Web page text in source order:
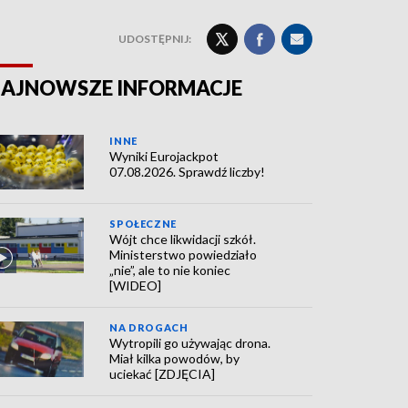
UDOSTĘPNIJ:
INFORMACJE
INNE
Wyniki Eurojackpot
07.08.2026. Sprawdź liczby!
SPOŁECZNE
Wójt chce likwidacji szkół.
Ministerstwo powiedziało
„nie”, ale to nie koniec
[WIDEO]
NA DROGACH
Wytropili go używając drona.
Miał kilka powodów, by
uciekać [ZDJĘCIA]